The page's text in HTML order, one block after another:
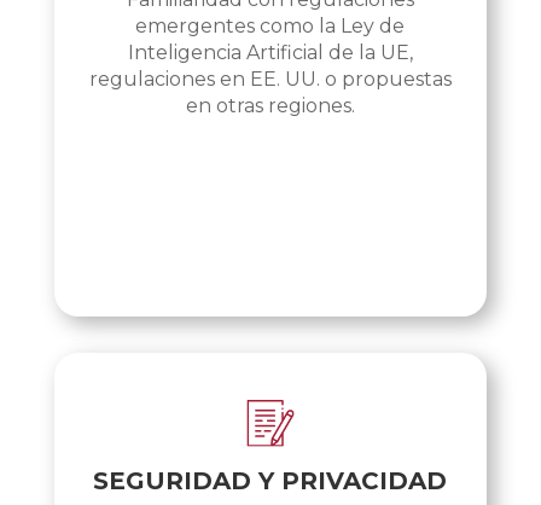
emergentes como la Ley de
Inteligencia Artificial de la UE,
regulaciones en EE. UU. o propuestas
en otras regiones.
SEGURIDAD Y PRIVACIDAD
Copia de Lentisco_IVD_2022